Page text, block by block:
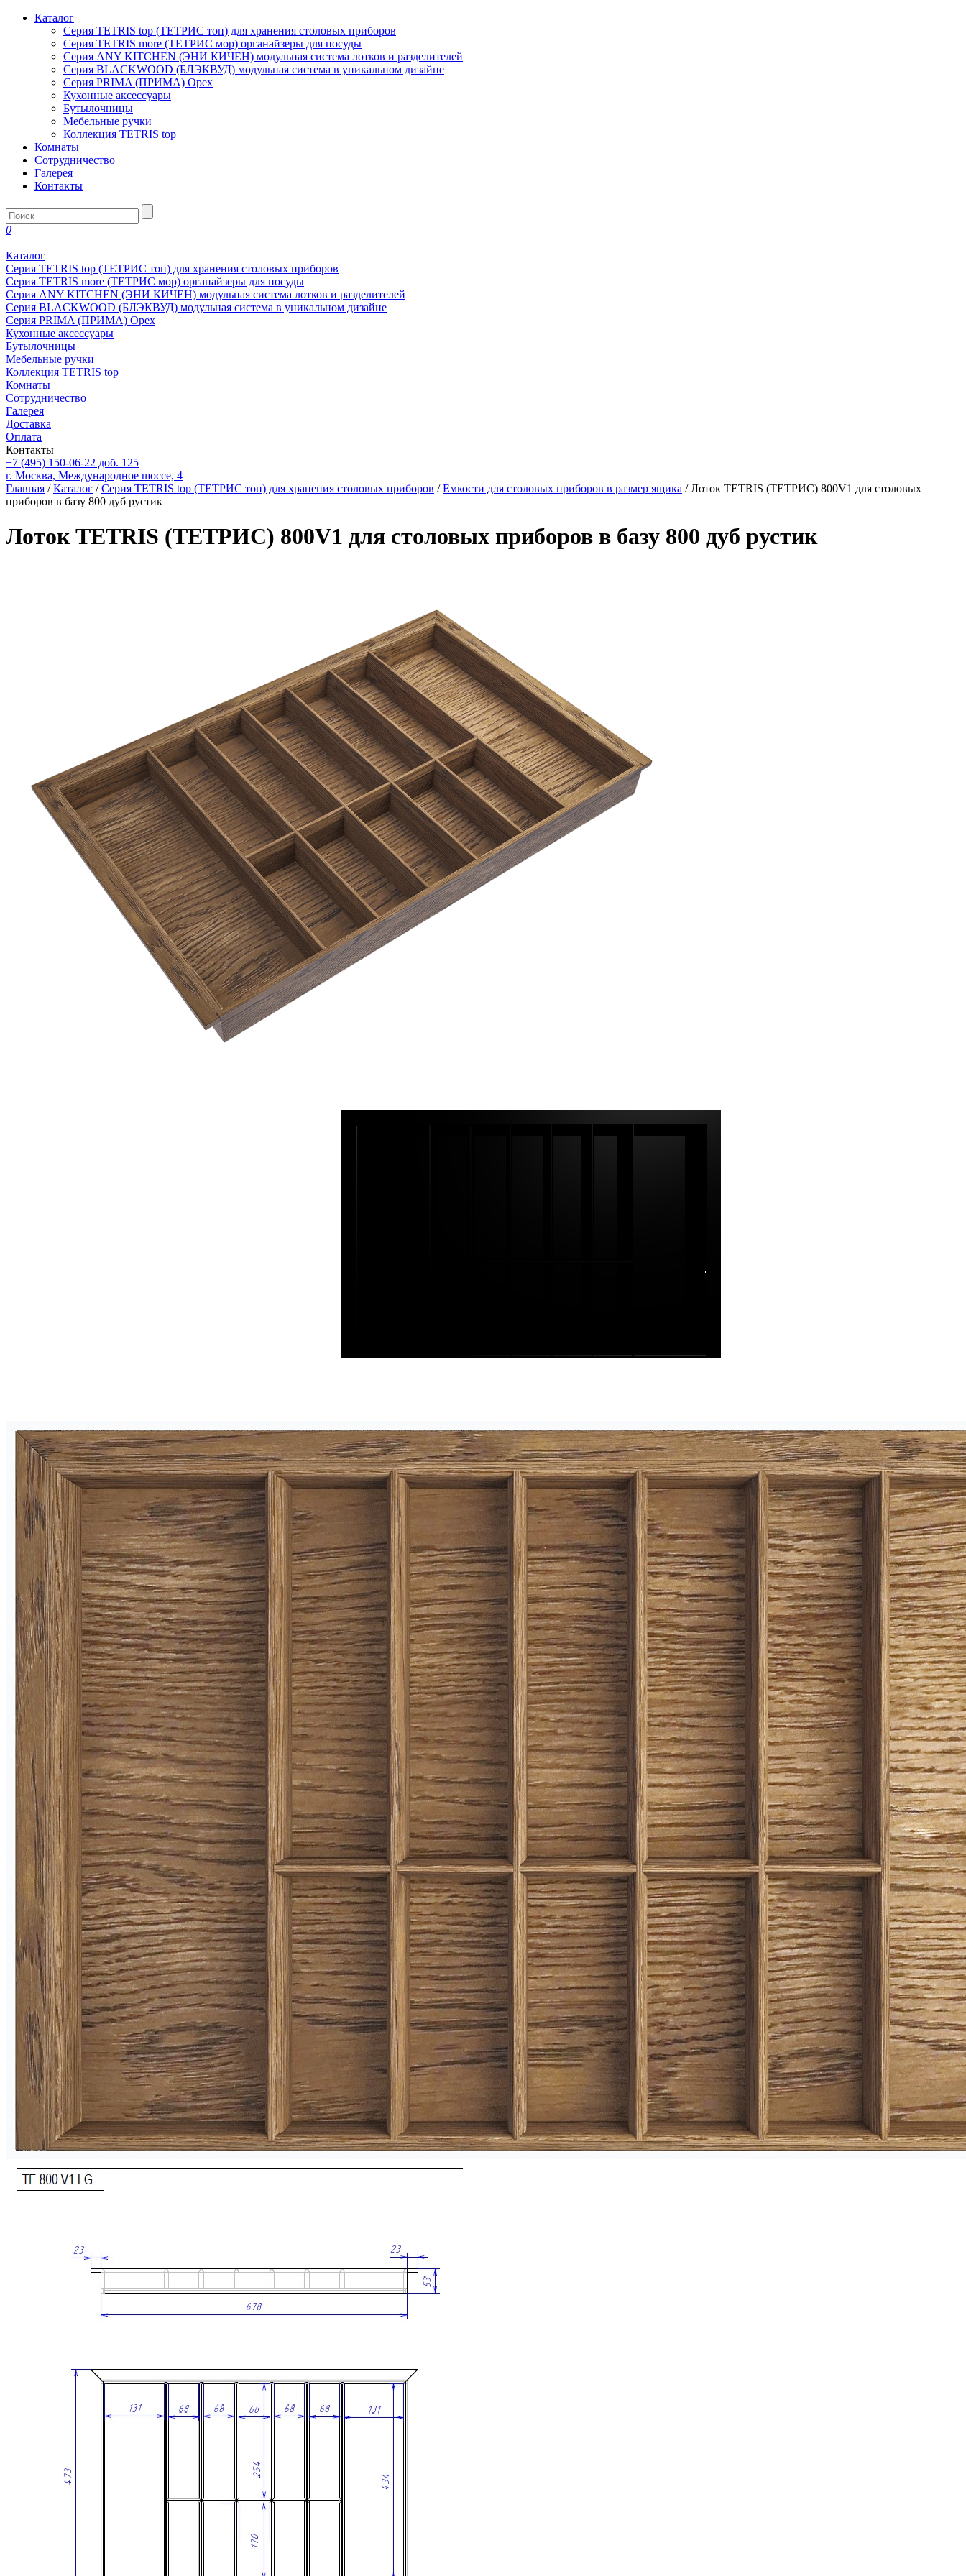
Каталог
Серия TETRIS top (ТЕТРИС топ) для хранения столовых приборов
Серия TETRIS more (ТЕТРИС мор) органайзеры для посуды
Серия ANY KITCHEN (ЭНИ КИЧЕН) модульная система лотков и разделителей
Серия BLACKWOOD (БЛЭКВУД) модульная система в уникальном дизайне
Серия PRIMA (ПРИМА) Орех
Кухонные аксессуары
Бутылочницы
Мебельные ручки
Коллекция TETRIS top
Комнаты
Сотрудничество
Галерея
Контакты
0
Каталог
Серия TETRIS top (ТЕТРИС топ) для хранения столовых приборов
Серия TETRIS more (ТЕТРИС мор) органайзеры для посуды
Серия ANY KITCHEN (ЭНИ КИЧЕН) модульная система лотков и разделителей
Серия BLACKWOOD (БЛЭКВУД) модульная система в уникальном дизайне
Серия PRIMA (ПРИМА) Орех
Кухонные аксессуары
Бутылочницы
Мебельные ручки
Коллекция TETRIS top
Комнаты
Сотрудничество
Галерея
Доставка
Оплата
Контакты
+7 (495) 150-06-22 доб. 125
г. Москва, Международное шоссе, 4
Главная /Каталог /Серия TETRIS top (ТЕТРИС топ) для хранения столовых приборов /Емкости для столовых приборов в размер ящика / Лоток TETRIS (ТЕТРИС) 800V1 для столовых
приборов в базу 800 дуб рустик
Лоток TETRIS (ТЕТРИС) 800V1 для столовых приборов в базу 800 дуб рустик